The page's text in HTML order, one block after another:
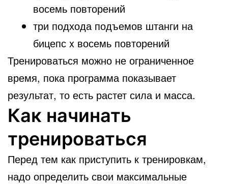
восемь повторений
три подхода подъемов штанги на
бицепс x восемь повторений
Тренироваться можно не ограниченное
время, пока программа показывает
результат, то есть растет сила и масса.
Как начинать
тренироваться
Перед тем как приступить к тренировкам,
надо определить свои максимальные